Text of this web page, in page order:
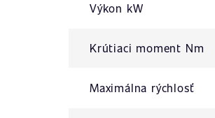
Výkon kW
Krútiaci moment Nm
Maximálna rýchlosť